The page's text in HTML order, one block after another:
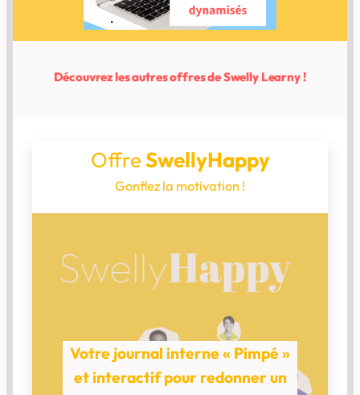
Découvrez les autres offres de Swelly Learny !
OffreSwellyHappy
Gonflez la motivation !
Votre journal interne « Pimpé »
et interactif pour redonner un